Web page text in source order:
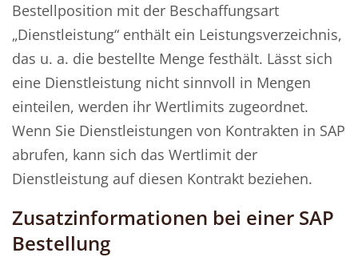
Bestellposition mit der Beschaffungsart
„Dienstleistung“ enthält ein Leistungsverzeichnis,
das u. a. die bestellte Menge festhält. Lässt sich
eine Dienstleistung nicht sinnvoll in Mengen
einteilen, werden ihr Wertlimits zugeordnet.
Wenn Sie Dienstleistungen von Kontrakten in SAP
abrufen, kann sich das Wertlimit der
Dienstleistung auf diesen Kontrakt beziehen.
Zusatzinformationen bei einer SAP
Bestellung